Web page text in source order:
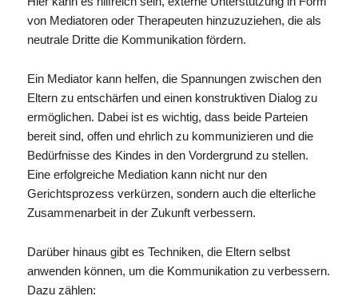
von Mediatoren oder Therapeuten hinzuzuziehen, die als
neutrale Dritte die Kommunikation fördern.
Ein Mediator kann helfen, die Spannungen zwischen den
Eltern zu entschärfen und einen konstruktiven Dialog zu
ermöglichen. Dabei ist es wichtig, dass beide Parteien
bereit sind, offen und ehrlich zu kommunizieren und die
Bedürfnisse des Kindes in den Vordergrund zu stellen.
Eine erfolgreiche Mediation kann nicht nur den
Gerichtsprozess verkürzen, sondern auch die elterliche
Zusammenarbeit in der Zukunft verbessern.
Darüber hinaus gibt es Techniken, die Eltern selbst
anwenden können, um die Kommunikation zu verbessern.
Dazu zählen: